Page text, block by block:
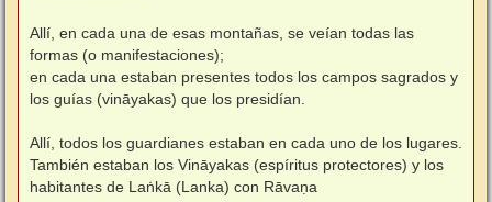
Allí, en cada una de esas montañas, se veían todas las
formas (o manifestaciones);
en cada una estaban presentes todos los campos sagrados y
los guías (vināyakas) que los presidían.
Allí, todos los guardianes estaban en cada uno de los lugares.
También estaban los Vināyakas (espíritus protectores) y los
habitantes de Laṅkā (Lanka) con Rāvaṇa